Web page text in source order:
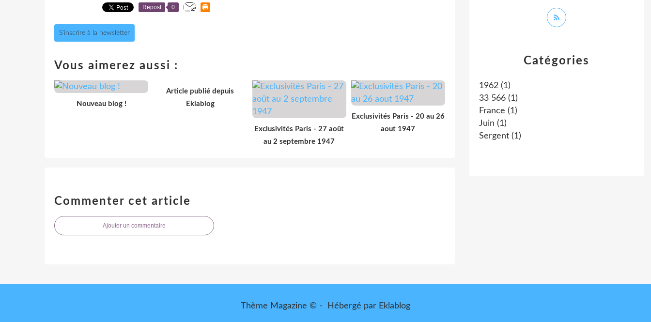
Repost 0
S'inscrire à la newsletter
Vous aimerez aussi :
Nouveau blog !
Article publié depuis
Eklablog
Exclusivités Paris - 27 août
au 2 septembre 1947
Exclusivités Paris - 20 au 26
aout 1947
Commenter cet article
Ajouter un commentaire
Catégories
1962 (1)
33 566 (1)
France (1)
Juin (1)
Sergent (1)
Thème Magazine © - Hébergé par Eklablog